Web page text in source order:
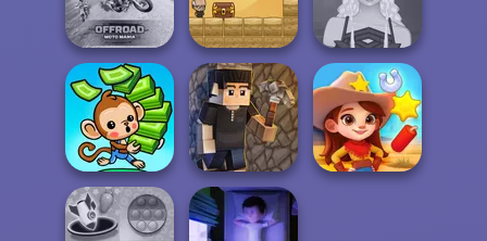
Offroad Moto
Mania
Mr. Macagi
Adventures
Elven Makeover